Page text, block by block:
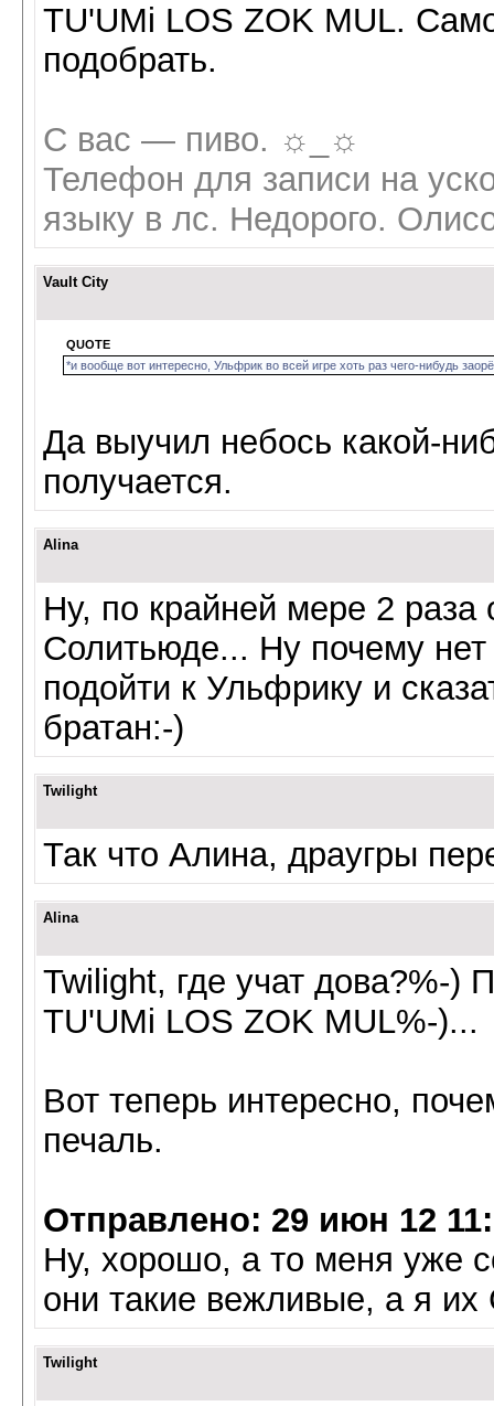
TU'UMi LOS ZOK MUL.
подобрать.
C вас — пиво. ☼_☼
Телефон для записи на
языку в лс. Недорого.
Vault City
QUOTE
*и вообще вот интересно, Ульфрик во всей игре хоть раз чего-нибудь
Да выучил небось какой-
получается.
Alina
Ну, по крайней мере 2
Солитьюде... Ну почему
подойти к Ульфрику и
братан:-)
Twilight
Так что Алина, драугры
Alina
Twilight, где учат дова?%-)
TU'UMi LOS ZOK MUL%-)...
Вот теперь интересно,
печаль.
Отправлено: 29 июн 12
Ну, хорошо, а то меня уже
они такие вежливые, а я
Twilight